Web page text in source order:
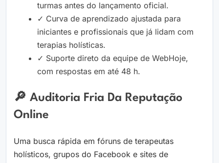
turmas antes do lançamento oficial.
✓ Curva de aprendizado ajustada para
iniciantes e profissionais que já lidam com
terapias holísticas.
✓ Suporte direto da equipe de WebHoje,
com respostas em até 48 h.
🔎 Auditoria Fria Da Reputação
Online
Uma busca rápida em fóruns de terapeutas
holísticos, grupos do Facebook e sites de